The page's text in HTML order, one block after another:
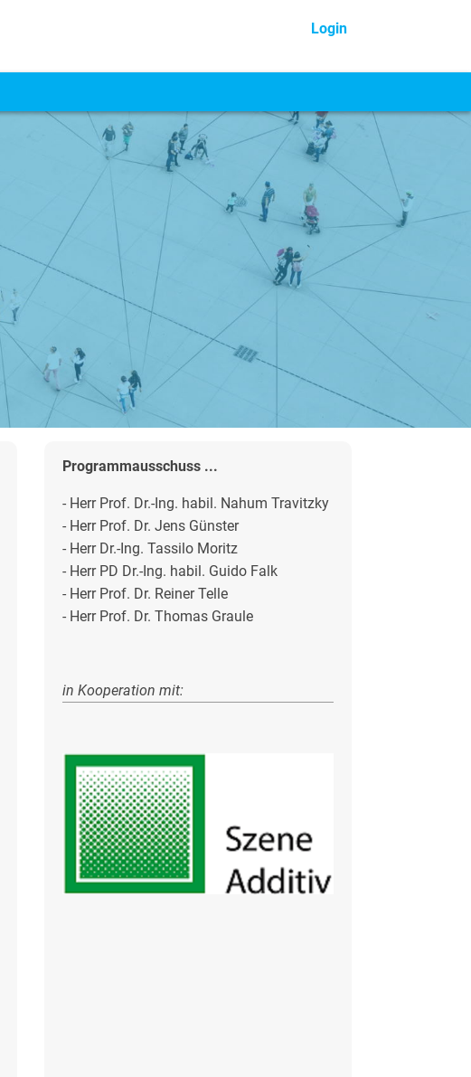
Login
Programmausschuss ...
- Herr Prof. Dr.-Ing. habil. Nahum Travitzky
- Herr Prof. Dr. Jens Günster
- Herr Dr.-Ing. Tassilo Moritz
- Herr PD Dr.-Ing. habil. Guido Falk
- Herr Prof. Dr. Reiner Telle
- Herr Prof. Dr. Thomas Graule
in Kooperation mit: